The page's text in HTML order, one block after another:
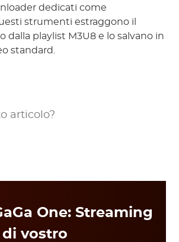
dedicati come
strumenti estraggono il
dalla playlist M3U8 e lo salvano in
standard.
articolo?
One: Streaming
vostro